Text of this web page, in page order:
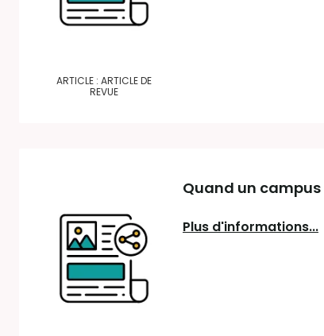
ARTICLE : ARTICLE DE
REVUE
Quand un
Plus d'informations...